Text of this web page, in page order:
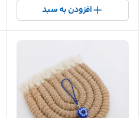
افزودن به سبد